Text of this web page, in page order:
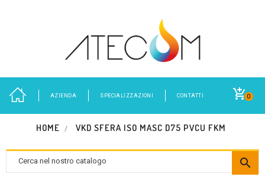
0
AZIENDA SPECIALIZZAZIONI CONTATTI
HOME VKD SFERA ISO MASC D75 PVCU FKM
